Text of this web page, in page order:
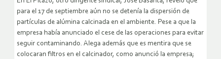
para el 17 de septiembre aún no se detenía la dispersión de
partículas de alúmina calcinada en el ambiente. Pese a que la
empresa había anunciado el cese de las operaciones para evitar
seguir contaminando. Alega además que es mentira que se
colocaran filtros en el calcinador, como anunció la empresa;